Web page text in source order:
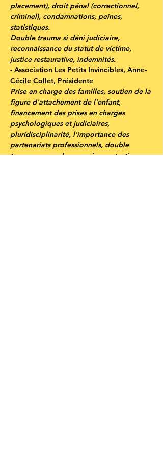
placement), droit pénal (correctionnel,
criminel), condamnations, peines,
statistiques.
Double trauma si déni judiciaire,
reconnaissance du statut de victime,
justice restaurative, indemnités.
- Association Les Petits Invincibles, Anne-
Cécile Collet, Présidente
Prise en charge des familles, soutien de la
figure d'attachement de l'enfant,
financement des prises en charges
psychologiques et judiciaires,
pluridisciplinarité, l'importance des
partenariats professionnels, double
trauma en cas de mauvaise protection